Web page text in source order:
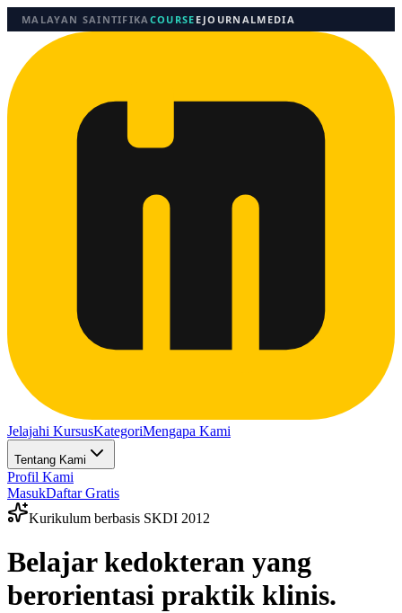
MALAYAN SAINTIFIKACOURSE EJOURNALMEDIA
Jelajahi KursusKategoriMengapa Kami
Tentang Kami
Profil Kami
MasukDaftar Gratis
Kurikulum berbasis SKDI 2012
Belajar kedokteran yang
berorientasi praktik klinis.